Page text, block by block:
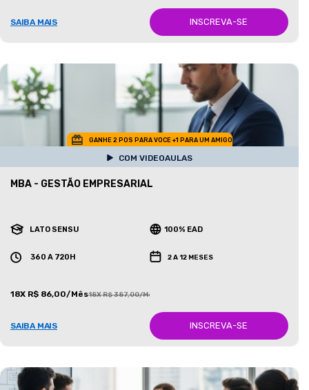
SAIBA MAIS INSCREVA-SE
GANHE 2 POS PARA VOCE +1 PARA UM AMIGO
COM VIDEOAULAS
MBA - GESTÃO EMPRESARIAL
LATO SENSU 100% EAD
360 A 720H 2 A 12 MESES
18X R$ 86,00/Mês18X R$ 387,00/Mês
SAIBA MAIS INSCREVA-SE